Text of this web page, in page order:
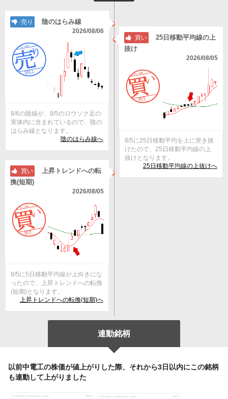
売り 陰のはらみ線
2026/08/06
8/6の陰線が、8/5のロウソク足の
実体内に含まれているので、陰の
はらみ線となります。
陰のはらみ線へ
買い
25日移動平均線の上
抜け
2026/08/05
8/5に25日移動平均を上に突き抜
けたので、25日移動平均線の上
抜けとなります。
25日移動平均線の上抜けへ
買い
上昇トレンドへの転
換(短期)
2026/08/05
8/5に5日移動平均線が上向きにな
ったので、上昇トレンドへの転換
(短期)となります。
上昇トレンドへの転換(短期)へ
連動銘柄
以前中電工の株価が値上がりした際、それから3日以内にこの銘柄
も連動して上がりました